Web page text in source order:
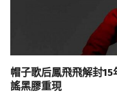
帽子歌后鳳飛飛解封
謠黑膠重現